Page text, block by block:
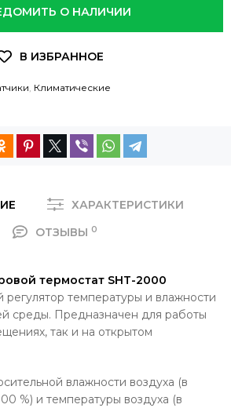
О НАЛИЧИИ
Климатические
ХАРАКТЕРИСТИКИ
ОТЗЫВЫ 0
термостат SHT-2000
регулятор температуры и влажности
среды. Предназначен для работы
так и на открытом
влажности воздуха (в
%) и температуры воздуха (в